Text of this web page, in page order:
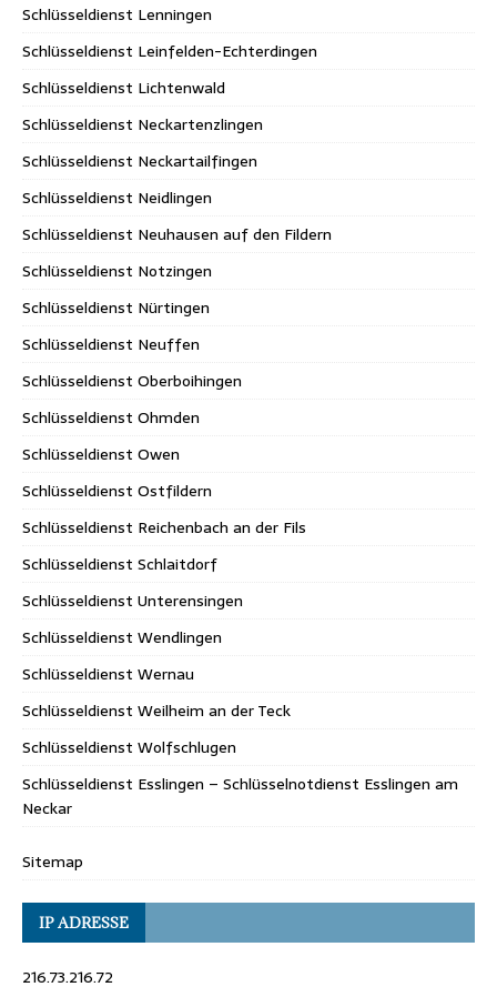
Schlüsseldienst Lenningen
Schlüsseldienst Leinfelden-Echterdingen
Schlüsseldienst Lichtenwald
Schlüsseldienst Neckartenzlingen
Schlüsseldienst Neckartailfingen
Schlüsseldienst Neidlingen
Schlüsseldienst Neuhausen auf den Fildern
Schlüsseldienst Notzingen
Schlüsseldienst Nürtingen
Schlüsseldienst Neuffen
Schlüsseldienst Oberboihingen
Schlüsseldienst Ohmden
Schlüsseldienst Owen
Schlüsseldienst Ostfildern
Schlüsseldienst Reichenbach an der Fils
Schlüsseldienst Schlaitdorf
Schlüsseldienst Unterensingen
Schlüsseldienst Wendlingen
Schlüsseldienst Wernau
Schlüsseldienst Weilheim an der Teck
Schlüsseldienst Wolfschlugen
Schlüsseldienst Esslingen – Schlüsselnotdienst Esslingen am
Neckar
Sitemap
IP ADRESSE
216.73.216.72